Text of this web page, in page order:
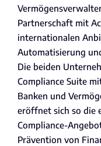
Partnerschaft mit
internationalen
Automatisierung
Die beiden
Compliance Suite
Banken und
eröffnet sich so die
Compliance-
Prävention von